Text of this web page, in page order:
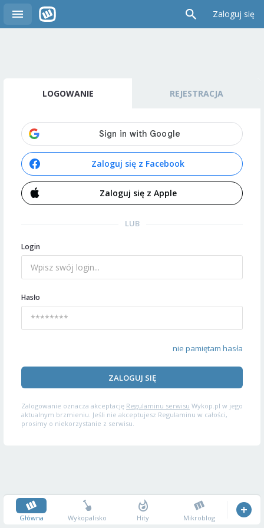
Zaloguj się
LOGOWANIE REJESTRACJA
Zaloguj się z Facebook
Zaloguj się z Apple
LUB
Login
Hasło
nie pamiętam hasła
ZALOGUJ SIĘ
Zalogowanie oznacza akceptację Regulaminu serwisu Wykop.pl w jego
aktualnym brzmieniu. Jeśli nie akceptujesz Regulaminu w całości,
prosimy o niekorzystanie z serwisu.
Główna Wykopalisko Hity Mikroblog